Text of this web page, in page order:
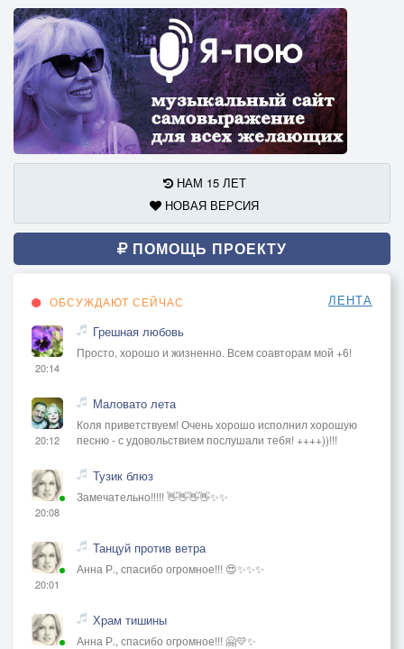
И за рекою, где-то там, в подлесье,
Гармонь в тиши без устали поёт.
Автор: Виктор Шамонин-Версенев
НАМ 15 ЛЕТ
НОВАЯ ВЕРСИЯ
ПОМОЩЬ ПРОЕКТУ
ОБСУЖДАЮТ СЕЙЧАС ЛЕНТА
20:14
Грешная любовь
Просто, хорошо и жизненно. Всем соавторам мой +6!
20:12
Маловато лета
Коля приветствуем! Очень хорошо исполнил хорошую
песню - с удовольствием послушали тебя! ++++))!!!
20:08
Тузик блюз
Замечательно!!!!! 👋👋👋👋✨✨
20:01
Танцуй против ветра
Анна Р., спасибо огромное!!! 😍✨✨✨
Храм тишины
Анна Р., спасибо огромное!!! 🤗💛✨